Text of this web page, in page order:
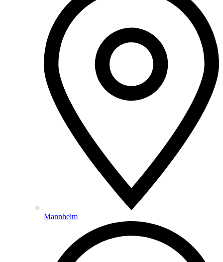
Mannheim